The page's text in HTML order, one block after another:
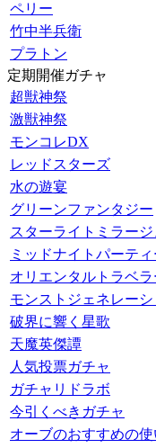
ペリー
竹中半兵衛
プラトン
定期開催ガチャ
超獣神祭
激獣神祭
モンコレDX
レッドスターズ
水の遊宴
グリーンファンタジー
スターライトミラージ
ミッドナイトパーティ
オリエンタルトラベ
モンストジェネレーシ
破界に響く星歌
天魔英傑譚
人気投票ガチャ
ガチャリドラボ
今引くべきガチャ
オーブのおすすめの